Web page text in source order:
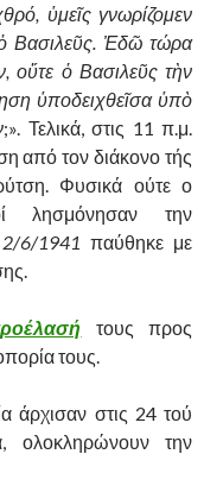
ὑμεῖς γνωρίζομεν
Βασιλεῦς. Ἐδῶ τώρα
οὔτε ὁ Βασιλεῦς τὴν
ὑποδειχθεῖσα ὑπὸ
;». Τελικά, στις 11 π.μ.
από τον διάκονο τής
Φυσικά ούτε ο
λησμόνησαν την
2/6/1941 παύθηκε με
τους προς
τους.
άρχισαν στις 24 τού
ολοκληρώνουν την